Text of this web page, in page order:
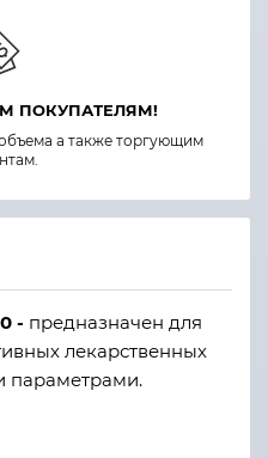
ПОКУПАТЕЛЯМ!
а также торгующим
- предназначен для
лекарственных
параметрами.